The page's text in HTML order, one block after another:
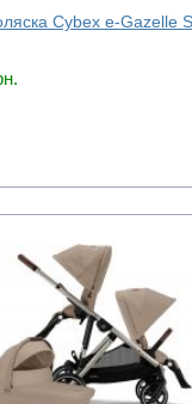
Cybex e-Gazelle S